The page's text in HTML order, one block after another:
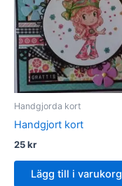
Handgjorda kort
Handgjort kort
25kr
Lägg till i varukorg